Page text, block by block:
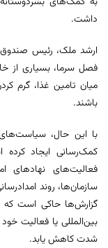
داشت.
ارشد ملک، رئیس صندوق
فصل سرما، بسیاری از
میان تامین غذا، گرم
باشند.
با این حال،
کمک‌رسانی ایجاد
فعالیت‌های نهادهای
سازمان‌ها، روند
گزارش‌ها حاکی است که
بین‌المللی یا فعالیت
شدت کاهش یابد.